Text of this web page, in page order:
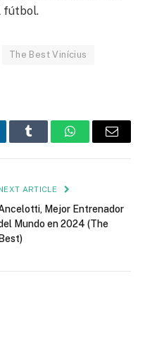
fútbol.
The Best Vinícius
Tumblr WhatsAppEmail
NEXT ARTICLE
Mejor Entrenador
Mundo en 2024 (The
Best)